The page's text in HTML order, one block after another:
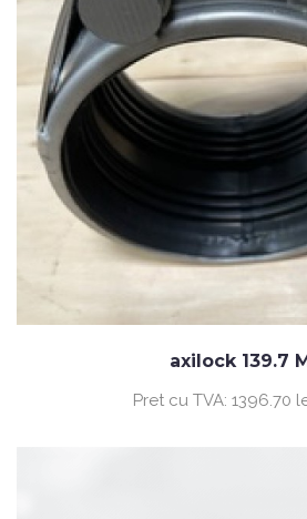
axilock 139.7
Pret cu TVA: 1396.70